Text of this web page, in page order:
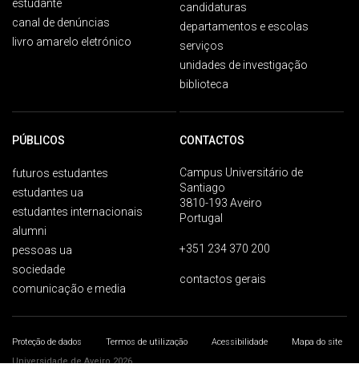
estudante
canal de denúncias
livro amarelo eletrónico
candidaturas
departamentos e escolas
serviços
unidades de investigação
biblioteca
PÚBLICOS
futuros estudantes
estudantes ua
estudantes internacionais
alumni
pessoas ua
sociedade
comunicação e media
CONTACTOS
Campus Universitário de
Santiago
3810-193 Aveiro
Portugal
+351 234 370 200
contactos gerais
Proteção de dados Termos de utilização Acessibilidade
Mapa do site
Universidade de Aveiro 2026